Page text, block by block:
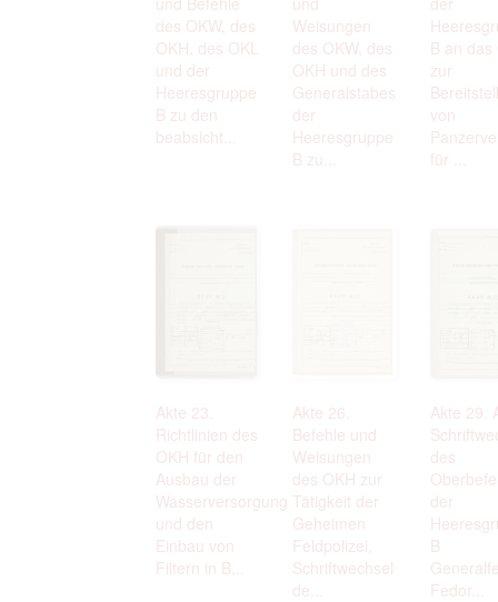
des OKW, des
OKH, des OKL
und der
Heeresgruppe
B zu den
beabsicht...
Weisungen
des OKW, des
OKH und des
Generalstabes
der
Heeresgruppe
B zu...
B an das
zur
von
für ...
Akte 23.
Richtlinien des
OKH für den
Ausbau der
Wasserversorgung
und den
Einbau von
Filtern in B...
Akte 26.
Befehle und
Weisungen
des OKH zur
Tätigkeit der
Geheimen
Feldpolizei,
Schriftwechsel
de...
Akte 29.
des
der
B
Fedor...